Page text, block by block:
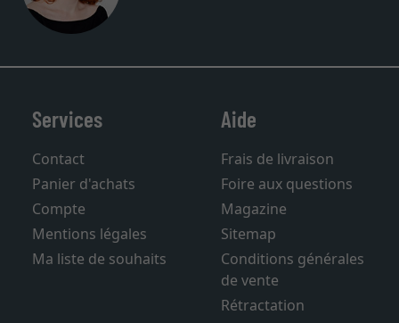
Services
Contact
Panier d'achats
Compte
Mentions légales
Ma liste de souhaits
Aide
Frais de livraison
Foire aux questions
Magazine
Sitemap
Conditions générales
de vente
Rétractation